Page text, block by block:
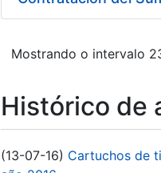
Mostrando o intervalo
Histórico de
(13-07-16) Cartuchos de